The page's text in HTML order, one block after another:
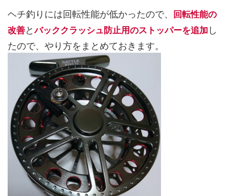
ヘチ釣りには回転性能が低かったので、 回転性能の
改善とバッククラッシュ防止用のストッパーを追加 し
たので、やり方をまとめておきます。